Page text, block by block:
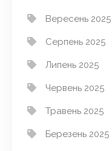
Вересень 2025
Серпень 2025
Липень 2025
Червень 2025
Травень 2025
Березень 2025